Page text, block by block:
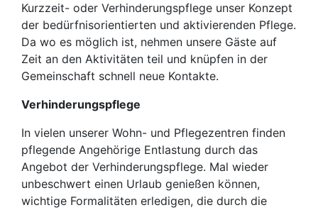
Kurzzeit- oder Verhinderungspflege unser Konzept
der bedürfnisorientierten und aktivierenden Pflege.
Da wo es möglich ist, nehmen unsere Gäste auf
Zeit an den Aktivitäten teil und knüpfen in der
Gemeinschaft schnell neue Kontakte.
Verhinderungspflege
In vielen unserer Wohn- und Pflegezentren finden
pflegende Angehörige Entlastung durch das
Angebot der Verhinderungspflege. Mal wieder
unbeschwert einen Urlaub genießen können,
wichtige Formalitäten erledigen, die durch die